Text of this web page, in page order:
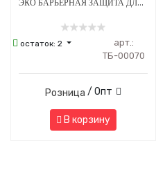
ЭКО БАРЬЕРНАЯ ЗАЩИТА ДЛЯ ПЕНОВ 53 Х 160 ММ - ЧЕРНАЯ
остаток:2
арт.:
ТБ-00070
Розница / Опт
В корзину